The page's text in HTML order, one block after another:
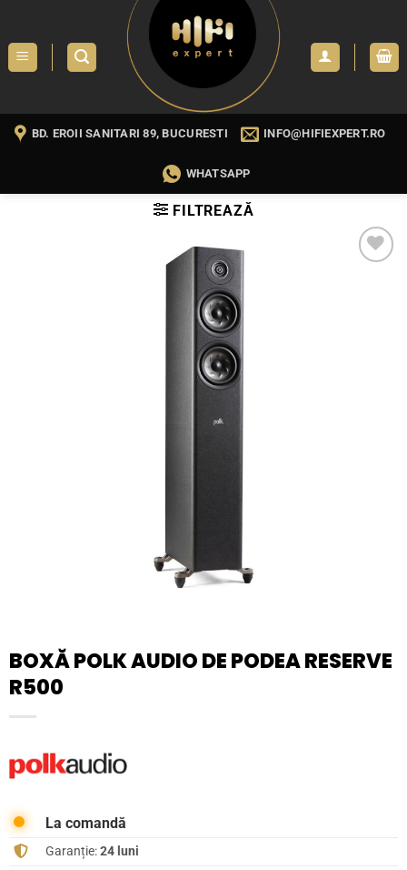
content
BD. EROII SANITARI 89, BUCURESTI INFO@HIFIEXPERT.RO
WHATSAPP
FILTREAZĂ
BOXĂ POLK AUDIO DE PODEA RESERVE
R500
La comandă
Garanție:24 luni